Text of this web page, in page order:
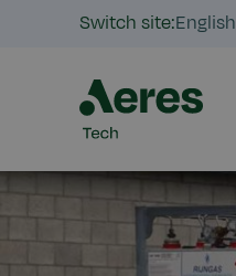
Switch site:English